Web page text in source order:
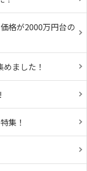
格が2000万円台の
ました！
集！